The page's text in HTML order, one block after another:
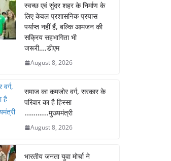
स्वच्छ एवं सुंदर शहर के निर्माण के
लिए केवल प्रशासनिक प्रयास
पर्याप्त नहीं हैं, बल्कि आमजन की
सक्रिय सहभागिता भी
जरूरी….डीएम
August 8, 2026
समाज का कमजोर वर्ग, सरकार के
परिवार का है हिस्सा
………….मुख्यमंत्री
August 8, 2026
भारतीय जनता युवा मोर्चा ने